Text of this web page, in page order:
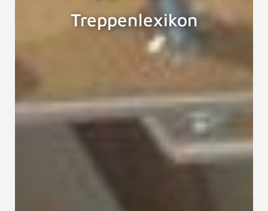
Treppenlexikon